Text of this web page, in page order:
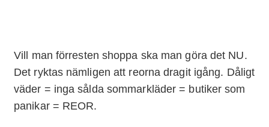
Vill man förresten shoppa ska man göra det NU.
Det ryktas nämligen att reorna dragit igång. Dåligt
väder = inga sålda sommarkläder = butiker som
panikar = REOR.